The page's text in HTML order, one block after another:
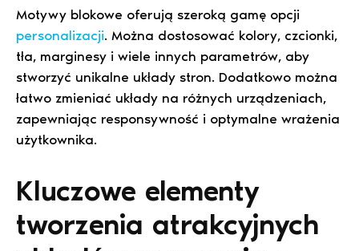
Motywy blokowe oferują szeroką gamę opcji
personalizacji. Można dostosować kolory, czcionki,
tła, marginesy i wiele innych parametrów, aby
stworzyć unikalne układy stron. Dodatkowo można
łatwo zmieniać układy na różnych urządzeniach,
zapewniając responsywność i optymalne wrażenia
użytkownika.
Kluczowe elementy
tworzenia atrakcyjnych